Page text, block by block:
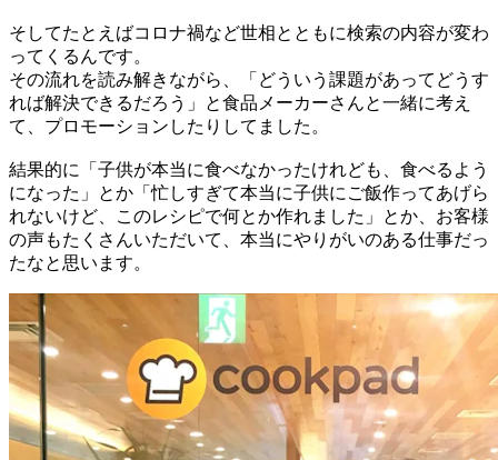
そしてたとえばコロナ禍など世相とともに検索の内容が変わ
ってくるんです。
その流れを読み解きながら、「どういう課題があってどうす
れば解決できるだろう」と食品メーカーさんと一緒に考え
て、プロモーションしたりしてました。
結果的に「子供が本当に食べなかったけれども、食べるよう
になった」とか「忙しすぎて本当に子供にご飯作ってあげら
れないけど、このレシピで何とか作れました」とか、お客様
の声もたくさんいただいて、本当にやりがいのある仕事だっ
たなと思います。